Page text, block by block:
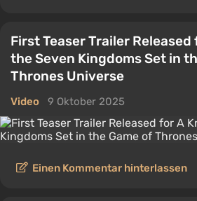
First Teaser Trailer
the Seven Kingdoms Set in
Thrones Universe
Video 9 Oktober 2025
Einen Kommentar hinterlassen